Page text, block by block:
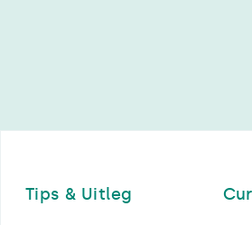
Tips & Uitleg